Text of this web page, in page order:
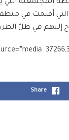
إليهم في ظلّ
Share